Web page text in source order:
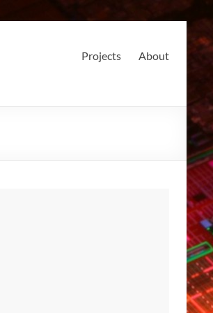
Projects About